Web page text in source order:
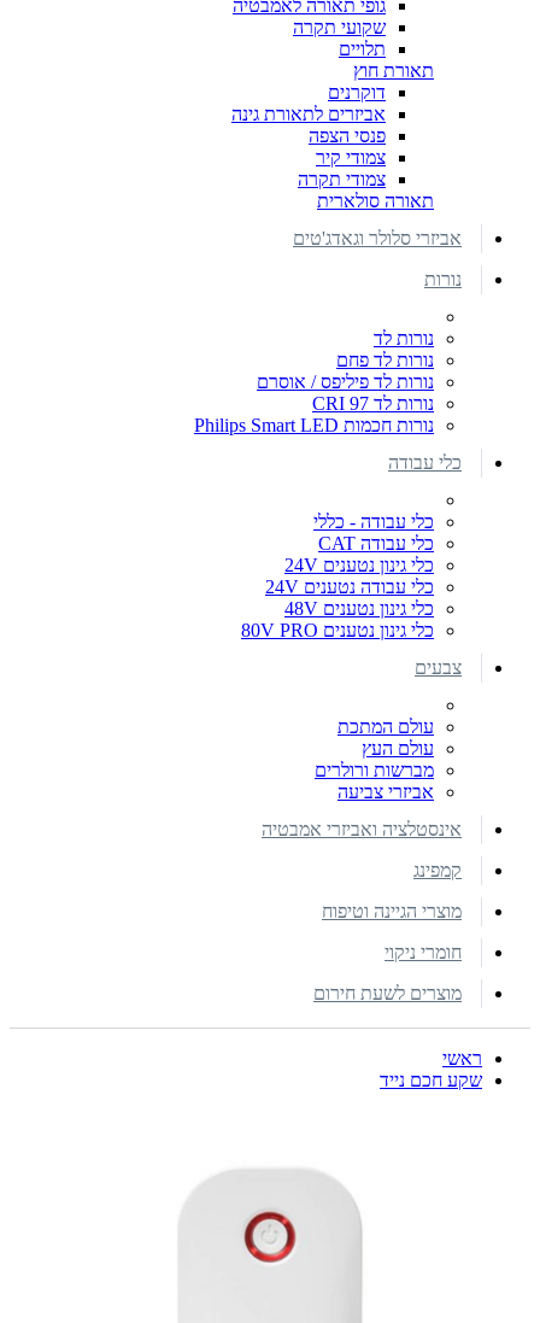
גופי תאורה לאמבטיה
שקועי תקרה
תלויים
תאורת חוץ
דוקרנים
אביזרים לתאורת גינה
פנסי הצפה
צמודי קיר
צמודי תקרה
תאורה סולארית
אביזרי סלולר וגאדג'טים
נורות
נורות לד
נורות לד פחם
נורות לד פיליפס / אוסרם
נורות לד CRI 97
נורות חכמות Philips Smart LED
כלי עבודה
כלי עבודה - כללי
כלי עבודה CAT
כלי גינון נטענים 24V
כלי עבודה נטענים 24V
כלי גינון נטענים 48V
כלי גינון נטענים 80V PRO
צבעים
עולם המתכת
עולם העץ
מברשות ורולרים
אביזרי צביעה
אינסטלציה ואביזרי אמבטיה
קמפינג
מוצרי הגיינה וטיפוח
חומרי ניקוי
מוצרים לשעת חירום
ראשי
שקע חכם נייד